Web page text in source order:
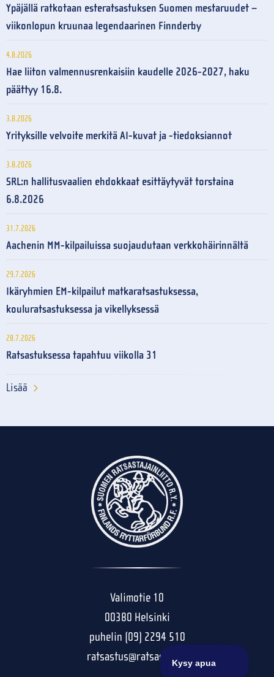
Ypäjällä ratkotaan esteratsastuksen Suomen mestaruudet –
viikonlopun kruunaa legendaarinen Finnderby
4.8.2026
Hae liiton valmennusrenkaisiin kaudelle 2026-2027, haku
päättyy 16.8.
3.8.2026
Yrityksille velvoite merkitä AI-kuvat ja -tiedoksiannot
3.8.2026
SRL:n hallitusvaalien ehdokkaat esittäytyvät torstaina
6.8.2026
31.7.2026
Aachenin MM-kilpailuissa suojaudutaan verkkohäirinnältä
29.7.2026
Ikäryhmien EM-kilpailut matkaratsastuksessa,
kouluratsastuksessa ja vikellyksessä
28.7.2026
Ratsastuksessa tapahtuu viikolla 31
Lisää
Valimotie 10
00380 Helsinki
puhelin (09) 2294 510
ratsastus@ratsastus.fi